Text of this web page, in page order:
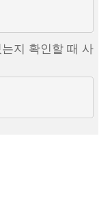
지 확인할 때 사